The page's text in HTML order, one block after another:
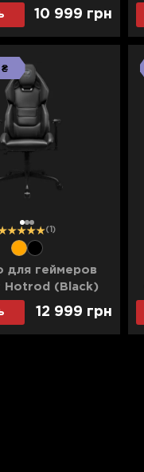
(UA)
10 999 грн
123
₴
(1)
для геймеров
Hotrod (Black)
(UA)
12 999 грн